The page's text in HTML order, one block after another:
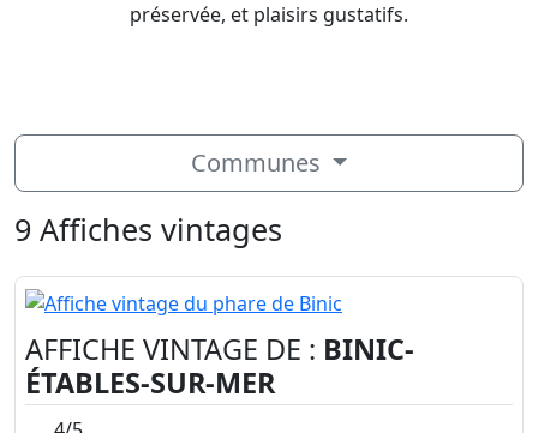
préservée, et plaisirs gustatifs.
Communes
9 Affiches vintages
AFFICHE VINTAGE DE : BINIC-
ÉTABLES-SUR-MER